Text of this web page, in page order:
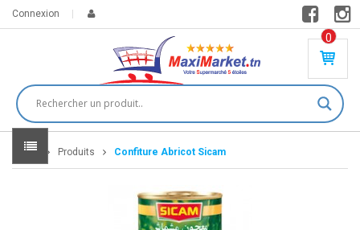
Connexion
0
PR
DU
IT(
S)
Home Produits Confiture Abricot Sicam